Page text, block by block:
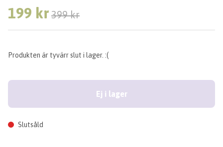
199 kr 399 kr
Produkten är tyvärr slut i lager. :(
Ej i lager
Slutsåld